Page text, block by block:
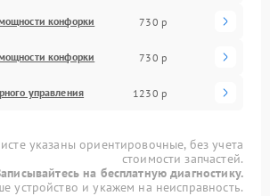
конфорки 730 р
конфорки 730 р
управления 1230 р
указаны ориентировочные, без учета
стоимости запчастей.
на бесплатную диагностику.
устройство и укажем на неисправность.